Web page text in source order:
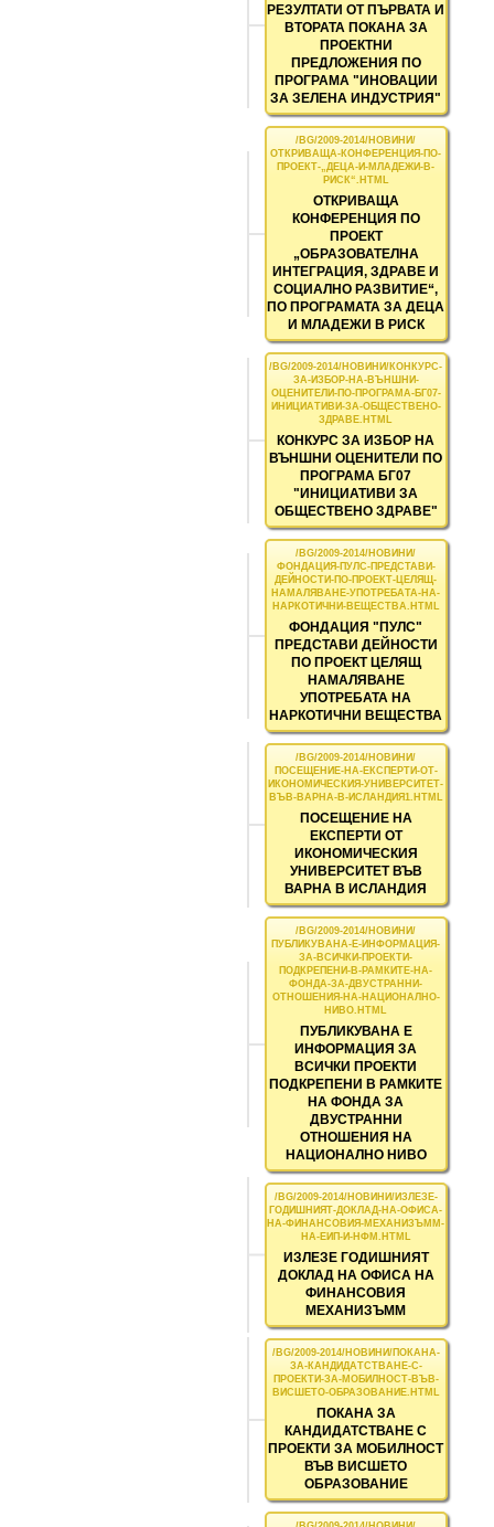
РЕЗУЛТАТИ ОТ ПЪРВАТА И
ВТОРАТА ПОКАНА ЗА
ПРОЕКТНИ
ПРЕДЛОЖЕНИЯ ПО
ПРОГРАМА "ИНОВАЦИИ
ЗА ЗЕЛЕНА ИНДУСТРИЯ"
ОТКРИВАЩА
КОНФЕРЕНЦИЯ ПО
ПРОЕКТ
„ОБРАЗОВАТЕЛНА
ИНТЕГРАЦИЯ, ЗДРАВЕ И
СОЦИАЛНО РАЗВИТИЕ“,
ПО ПРОГРАМАТА ЗА ДЕЦА
И МЛАДЕЖИ В РИСК
КОНКУРС ЗА ИЗБОР НА
ВЪНШНИ ОЦЕНИТЕЛИ ПО
ПРОГРАМА БГ07
"ИНИЦИАТИВИ ЗА
ОБЩЕСТВЕНО ЗДРАВЕ"
ФОНДАЦИЯ "ПУЛС"
ПРЕДСТАВИ ДЕЙНОСТИ
ПО ПРОЕКТ ЦЕЛЯЩ
НАМАЛЯВАНЕ
УПОТРЕБАТА НА
НАРКОТИЧНИ ВЕЩЕСТВА
ПОСЕЩЕНИЕ НА
ЕКСПЕРТИ ОТ
ИКОНОМИЧЕСКИЯ
УНИВЕРСИТЕТ ВЪВ
ВАРНА В ИСЛАНДИЯ
ПУБЛИКУВАНА Е
ИНФОРМАЦИЯ ЗА
ВСИЧКИ ПРОЕКТИ
ПОДКРЕПЕНИ В РАМКИТЕ
НА ФОНДА ЗА
ДВУСТРАННИ
ОТНОШЕНИЯ НА
НАЦИОНАЛНО НИВО
ИЗЛЕЗЕ ГОДИШНИЯТ
ДОКЛАД НА ОФИСА НА
ФИНАНСОВИЯ
МЕХАНИЗЪММ
ПОКАНА ЗА
КАНДИДАТСТВАНЕ С
ПРОЕКТИ ЗА МОБИЛНОСТ
ВЪВ ВИСШЕТО
ОБРАЗОВАНИЕ